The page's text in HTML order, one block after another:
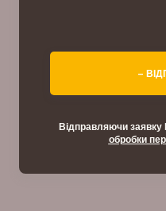
–
Відправляючи
обробки